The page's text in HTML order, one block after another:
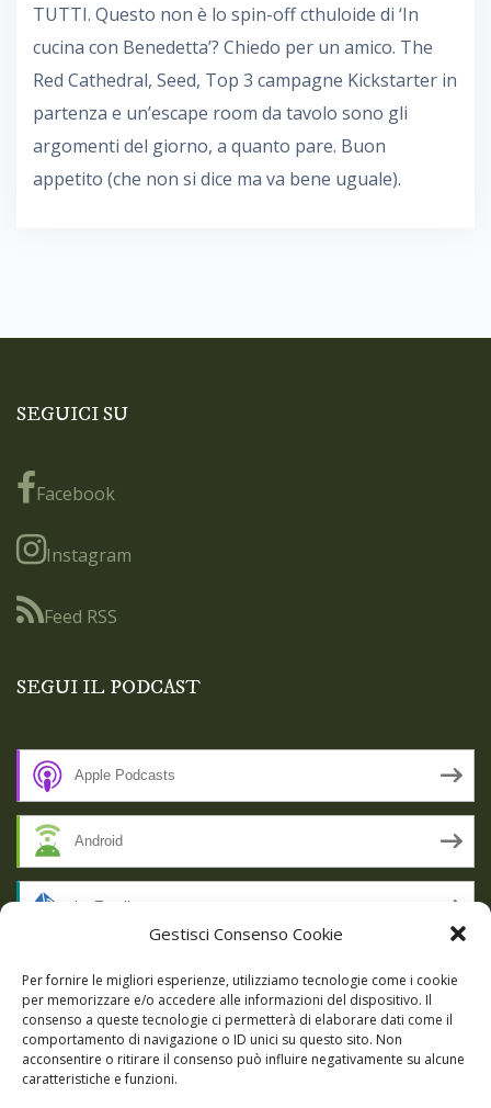
Gestisci Consenso Cookie
Per fornire le migliori esperienze, utilizziamo tecnologie come i cookie
per memorizzare e/o accedere alle informazioni del dispositivo. Il
consenso a queste tecnologie ci permetterà di elaborare dati come il
comportamento di navigazione o ID unici su questo sito. Non
acconsentire o ritirare il consenso può influire negativamente su alcune
caratteristiche e funzioni.
TUTTI. Questo non è lo spin-off cthuloide di ‘In
cucina con Benedetta’? Chiedo per un amico. The
Red Cathedral, Seed, Top 3 campagne Kickstarter in
partenza e un’escape room da tavolo sono gli
argomenti del giorno, a quanto pare. Buon
appetito (che non si dice ma va bene uguale).
SEGUICI SU
Facebook
Instagram
Feed RSS
SEGUI IL PODCAST
Apple Podcasts
Android
by Email
RSS
SSL SECURE